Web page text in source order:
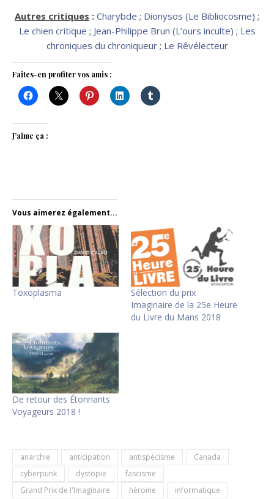
Autres critiques : Charybde ; Dionysos (Le Bibliocosme) ;
Le chien critique ; Jean-Philippe Brun (L’ours inculte) ; Les
chroniques du chroniqueur; Le Rêvélecteur
Faites-en profiter vos amis :
J’aime ça :
Vous aimerez également...
Toxoplasma
Sélection du prix
Imaginaire de la 25e Heure
du Livre du Mans 2018
De retour des Étonnants
Voyageurs 2018 !
anarchie anticipation antispécisme
Canada
cyberpunk
dystopie
fascisme
Grand Prix de l'Imaginaire
héroïne
informatique